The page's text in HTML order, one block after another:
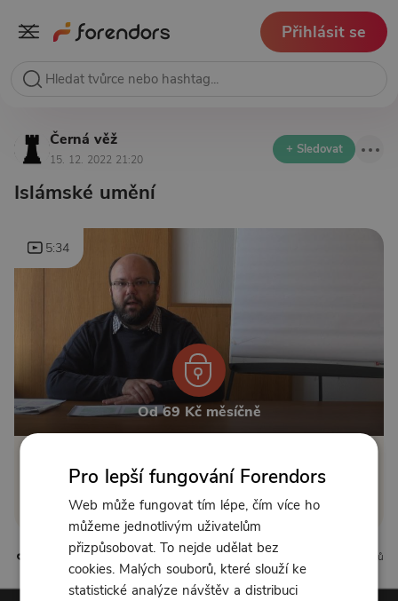
Přihlásit se
Černá věž
15. 12. 2022 21:20
+ Sledovat
Islámské umění
5:34
Od 69 Kč měsíčně
Klikněte pro odemčení
nebo sepřihlaste
0 komentářů
Pro lepší fungování Forendors
Web může fungovat tím lépe, čím více ho
můžeme jednotlivým uživatelům
přizpůsobovat. To nejde udělat bez
cookies. Malých souborů, které slouží ke
statistické analýze návštěv a distribuci